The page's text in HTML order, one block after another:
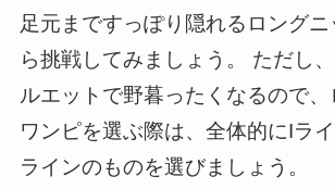
足元まですっぽり隠れるロング
ら挑戦してみましょう。 ただし
ルエットで野暮ったくなるので、
ワンピを選ぶ際は、全体的にIラ
ラインのものを選びましょう。